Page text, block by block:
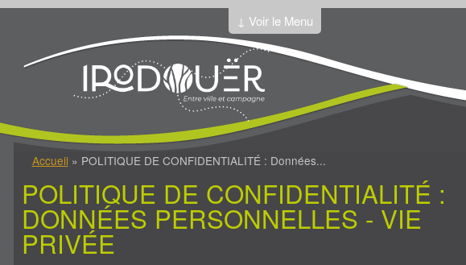
↓ Voir le Menu
Accueil » POLITIQUE DE CONFIDENTIALITÉ : Données...
POLITIQUE DE CONFIDENTIALITÉ :
DONNÉES PERSONNELLES - VIE
PRIVÉE